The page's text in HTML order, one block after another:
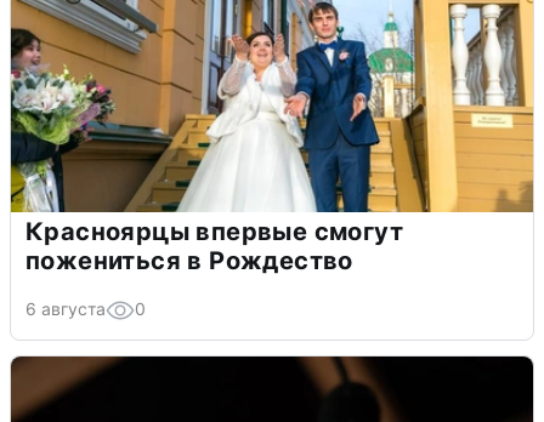
Красноярцы впервые смогут
пожениться в Рождество
6 августа 0